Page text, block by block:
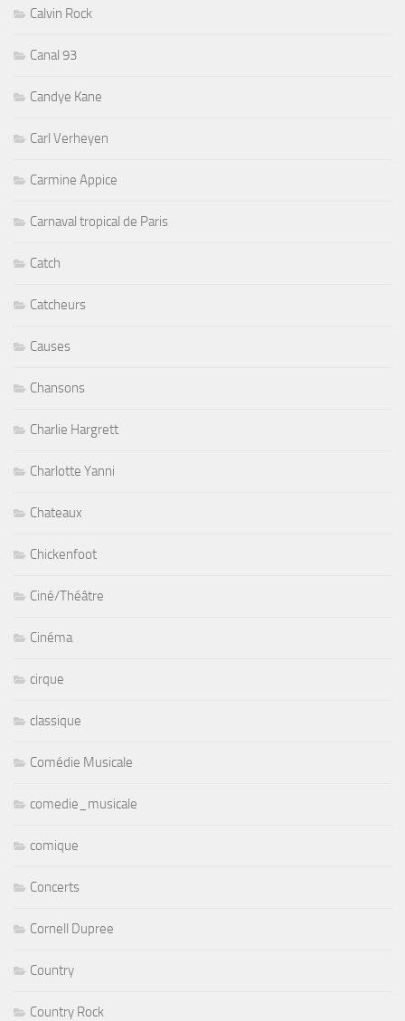
Calvin Rock
Canal 93
Candye Kane
Carl Verheyen
Carmine Appice
Carnaval tropical de Paris
Catch
Catcheurs
Causes
Chansons
Charlie Hargrett
Charlotte Yanni
Chateaux
Chickenfoot
Ciné/Théâtre
Cinéma
cirque
classique
Comédie Musicale
comedie_musicale
comique
Concerts
Cornell Dupree
Country
Country Rock